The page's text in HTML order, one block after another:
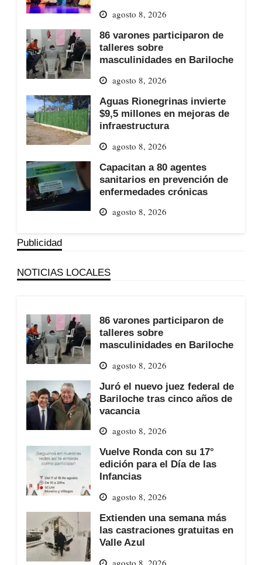
agosto 8, 2026
86 varones participaron de
talleres sobre
masculinidades en Bariloche
agosto 8, 2026
Aguas Rionegrinas invierte
$9,5 millones en mejoras de
infraestructura
agosto 8, 2026
Capacitan a 80 agentes
sanitarios en prevención de
enfermedades crónicas
agosto 8, 2026
Publicidad
NOTICIAS LOCALES
86 varones participaron de
talleres sobre
masculinidades en Bariloche
agosto 8, 2026
Juró el nuevo juez federal de
Bariloche tras cinco años de
vacancia
agosto 8, 2026
Vuelve Ronda con su 17°
edición para el Día de las
Infancias
agosto 8, 2026
Extienden una semana más
las castraciones gratuitas en
Valle Azul
agosto 8, 2026